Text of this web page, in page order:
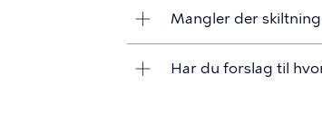
Mangler der
Har du forslag til